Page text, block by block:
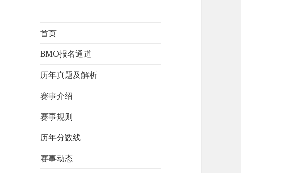
首页
BMO报名通道
历年真题及解析
赛事介绍
赛事规则
历年分数线
赛事动态